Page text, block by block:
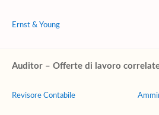
Ernst & Young
Auditor – Offerte di lavoro
Revisore Contabile